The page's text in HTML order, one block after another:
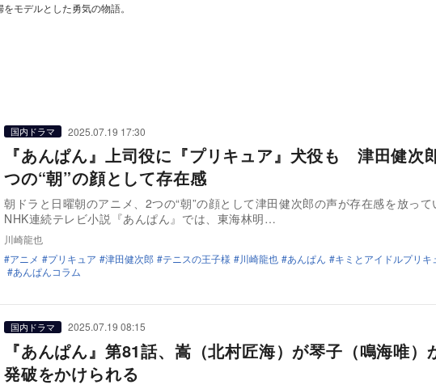
モデルとした勇気の物語。
国内ドラマ 2025.07.19 17:30
『あんぱん』上司役に『プリキュア』犬役も 津田健次
つの“朝”の顔として存在感
朝ドラと日曜朝のアニメ、2つの“朝”の顔として津田健次郎の声が存在感を放って
NHK連続テレビ小説『あんぱん』では、東海林明…
川崎龍也
アニメ
プリキュア 津田健次郎 テニスの王子様 川崎龍也 あんぱん
キミとアイドルプリキ
あんぱんコラム
国内ドラマ 2025.07.19 08:15
『あんぱん』第81話、嵩（北村匠海）が琴子（鳴海唯）
発破をかけられる